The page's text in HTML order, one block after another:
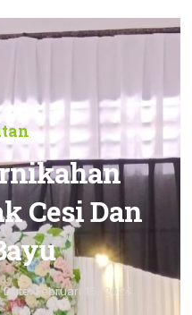
Cesi Dan
Date: Februari 15, 2024